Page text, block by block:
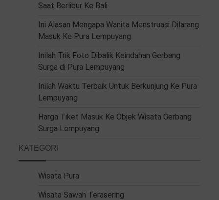
Saat Berlibur Ke Bali
Ini Alasan Mengapa Wanita Menstruasi Dilarang
Masuk Ke Pura Lempuyang
Inilah Trik Foto Dibalik Keindahan Gerbang
Surga di Pura Lempuyang
Inilah Waktu Terbaik Untuk Berkunjung Ke Pura
Lempuyang
Harga Tiket Masuk Ke Objek Wisata Gerbang
Surga Lempuyang
KATEGORI
Wisata Pura
Wisata Sawah Terasering